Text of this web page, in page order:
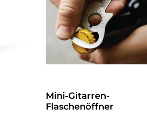
Mini-Gitarren-
Flaschenöffner